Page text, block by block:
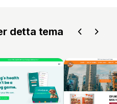
detta tema